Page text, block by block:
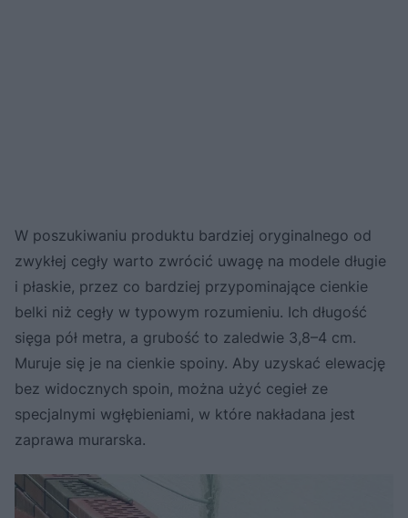
W poszukiwaniu produktu bardziej oryginalnego od
zwykłej cegły warto zwrócić uwagę na modele długie
i płaskie, przez co bardziej przypominające cienkie
belki niż cegły w typowym rozumieniu. Ich długość
sięga pół metra, a grubość to zaledwie 3,8–4 cm.
Muruje się je na cienkie spoiny. Aby uzyskać elewację
bez widocznych spoin, można użyć cegieł ze
specjalnymi wgłębieniami, w które nakładana jest
zaprawa murarska.